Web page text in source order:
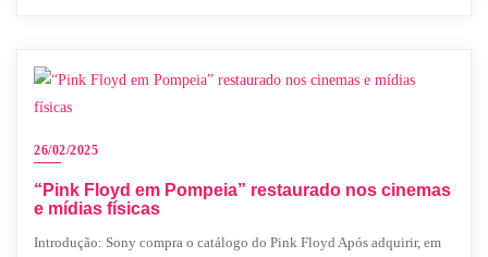
26/02/2025
“Pink Floyd em Pompeia” restaurado nos cinemas
e mídias físicas
Introdução: Sony compra o catálogo do Pink Floyd Após adquirir, em